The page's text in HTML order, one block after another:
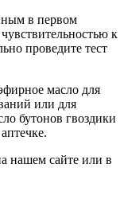
в первом
к
проведите тест
масло для
или для
бутонов гвоздики
нашем сайте или в